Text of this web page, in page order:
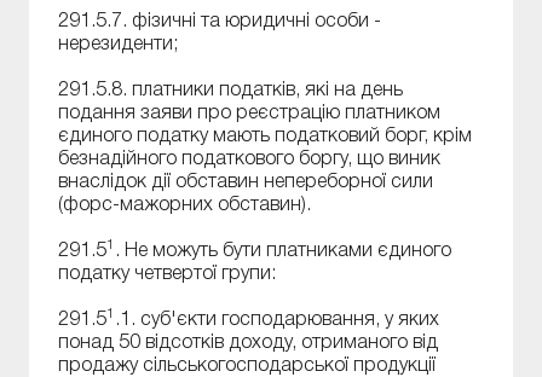
291.5.7. фізичні та юридичні особи -
нерезиденти;
291.5.8. платники податків, які на день
подання заяви про реєстрацію платником
єдиного податку мають податковий борг, крім
безнадійного податкового боргу, що виник
внаслідок дії обставин непереборної сили
(форс-мажорних обставин).
291.51 . Не можуть бути платниками єдиного
податку четвертої групи:
291.51 .1. суб'єкти господарювання, у яких
понад 50 відсотків доходу, отриманого від
продажу сільськогосподарської продукції